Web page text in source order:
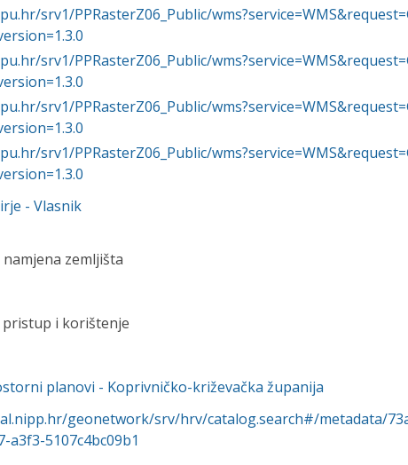
srv1/PPRasterZ06_Public/
srv1/PPRasterZ06_Public/
srv1/PPRasterZ06_Public/
srv1/PPRasterZ06_Public/
- Vlasnik
zemljišta
pristup i korištenje
planovi - Koprivničko-križevačka županija
geonetwork/srv/hrv/catalog.search#/metadata/
a3f3-5107c4bc09b1